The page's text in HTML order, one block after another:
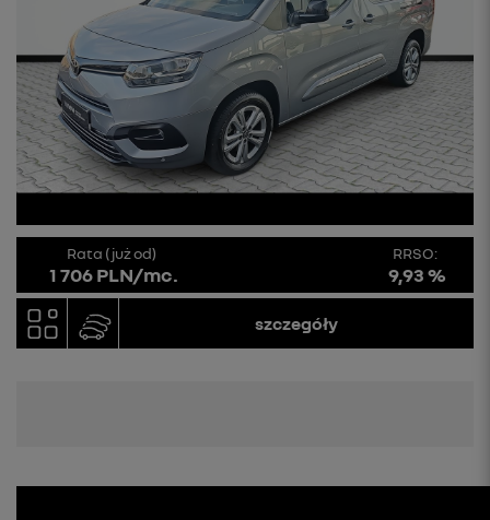
Rata (już od)
1 706 PLN/mc.
RRSO:
9,93 %
szczegóły